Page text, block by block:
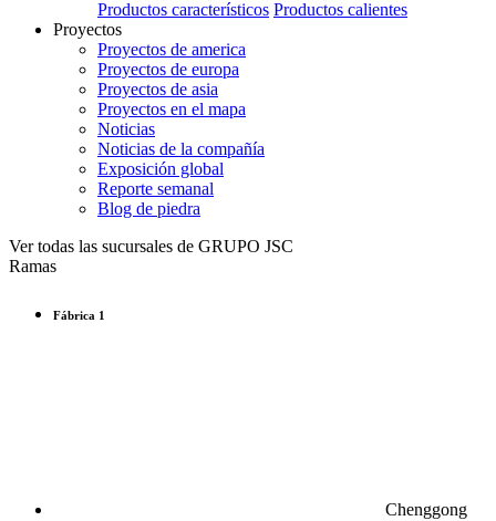
Productos característicos Productos calientes
Proyectos
Proyectos de america
Proyectos de europa
Proyectos de asia
Proyectos en el mapa
Noticias
Noticias de la compañía
Exposición global
Reporte semanal
Blog de piedra
Ver todas las sucursales de GRUPO JSC
Ramas
Fábrica 1
Chenggong